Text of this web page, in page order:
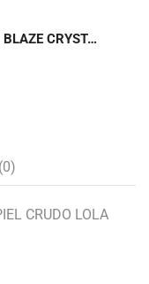
GAFAS DE SOL SL M119 BLAZE CRYSTAL 002 SAINT LAURENT
CRUDO LOLA